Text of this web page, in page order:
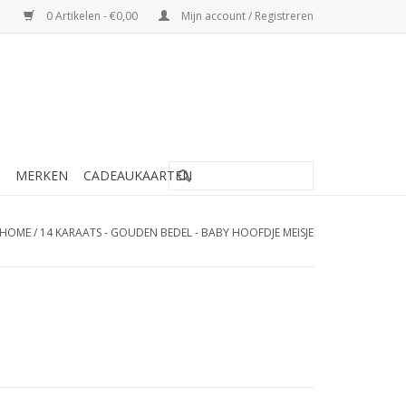
0 Artikelen - €0,00 Mijn account / Registreren
MERKEN CADEAUKAARTEN
HOME/ 14 KARAATS - GOUDEN BEDEL - BABY HOOFDJE MEISJE